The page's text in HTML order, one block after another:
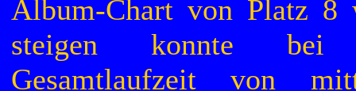
Album-Chart von Platz 8
steigen konnte bei
Gesamtlaufzeit von